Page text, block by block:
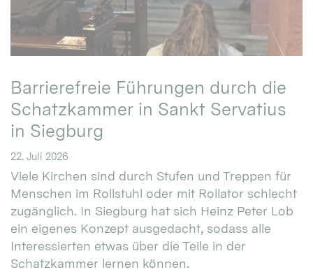
Barrierefreie Führungen durch die
Schatzkammer in Sankt Servatius
in Siegburg
22. Juli 2026
Viele Kirchen sind durch Stufen und Treppen für
Menschen im Rollstuhl oder mit Rollator schlecht
zugänglich. In Siegburg hat sich Heinz Peter Lob
ein eigenes Konzept ausgedacht, sodass alle
Interessierten etwas über die Teile in der
Schatzkammer lernen können.